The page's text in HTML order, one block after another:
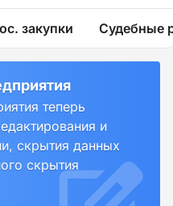
закупки Судебные
теперь
и
скрытия данных
скрытия